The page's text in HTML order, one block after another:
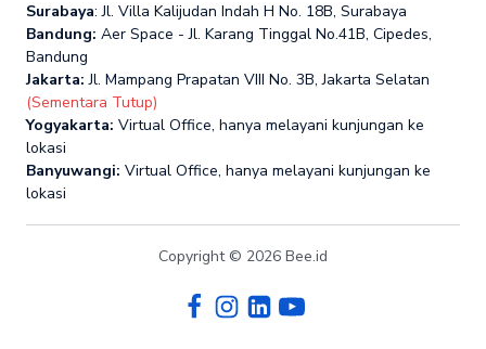
Surabaya: Jl. Villa Kalijudan Indah H No. 18B, Surabaya
Bandung: Aer Space - Jl. Karang Tinggal No.41B, Cipedes,
Bandung
Jakarta: Jl. Mampang Prapatan VIII No. 3B, Jakarta Selatan
(Sementara Tutup)
Yogyakarta: Virtual Office, hanya melayani kunjungan ke
lokasi
Banyuwangi: Virtual Office, hanya melayani kunjungan ke
lokasi
Copyright © 2026 Bee.id